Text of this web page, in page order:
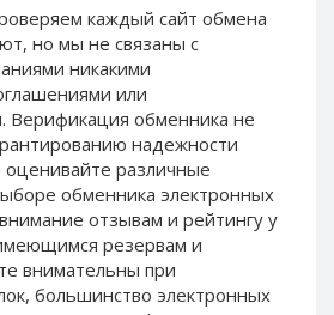
каждый сайт обмена
но мы не связаны c
никакими
или
Верификация обменника не
надежности
оценивайте различные
обменника электронных
отзывам и рейтингу у
резервам и
внимательны при
большинство электронных
Paymer USD
Paymer RUB
Capitalist USD
Capitalist RUB
Capitalist EUR
Payoneer USD
Payoneer EUR
Revolut Binance USD